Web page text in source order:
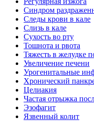
Синдром
Следы крови в кале
Слизь в кале
Сухость во рту
Тошнота и рвота
Тяжесть в желудке
Увеличение печени
Урогенитальные
Хронический
Целиакия
Частая отрыжка
Эзофагит
Язвенный колит